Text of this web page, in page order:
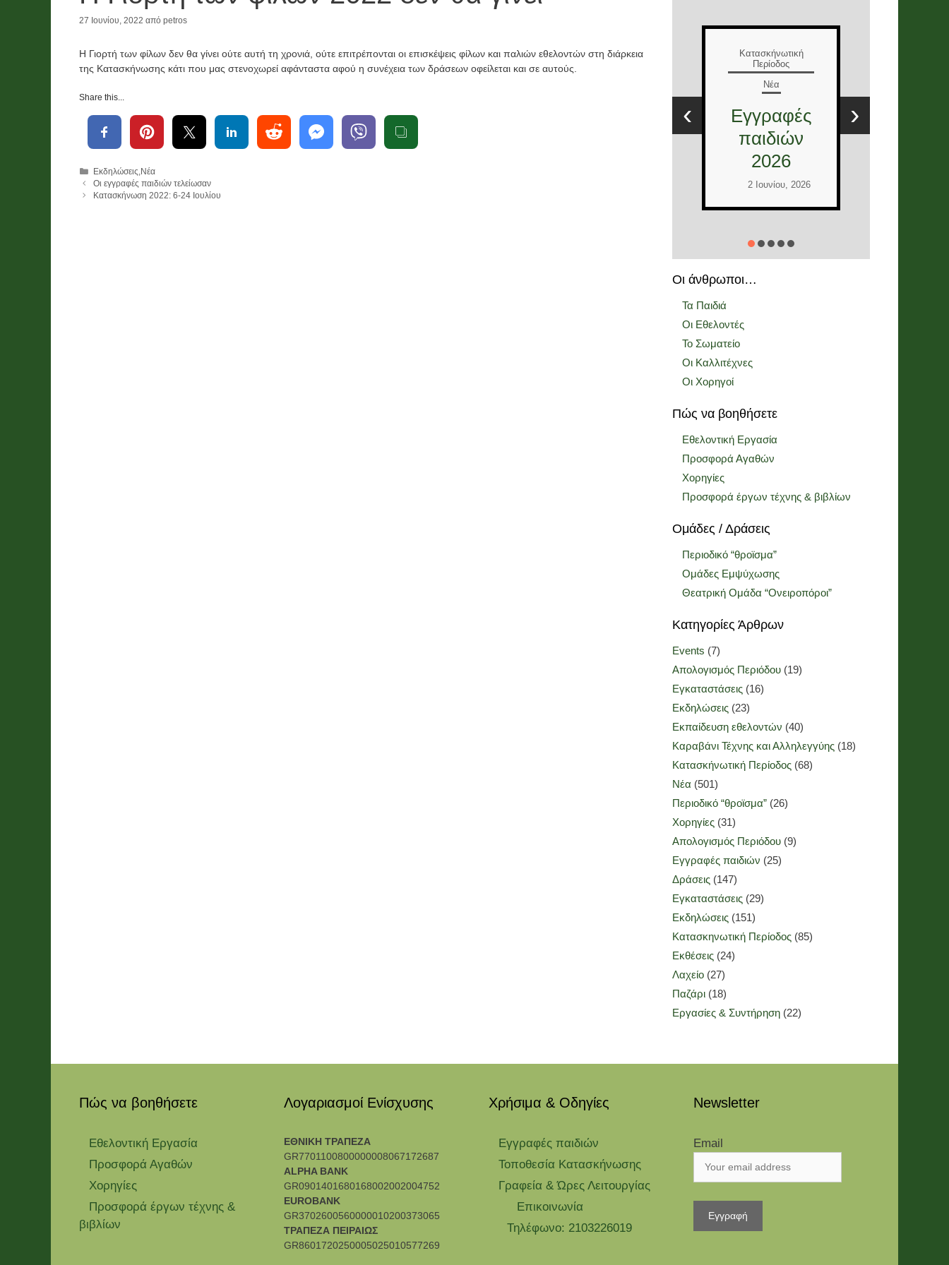
27 Ιουνίου, 2022 από petros
Η Γιορτή των φίλων δεν θα γίνει ούτε αυτή τη χρονιά, ούτε επιτρέπονται οι επισκέψεις φίλων και παλιών εθελοντών στη διάρκεια
της Κατασκήνωσης κάτι που μας στενοχωρεί αφάνταστα αφού η συνέχεια των δράσεων οφείλεται και σε αυτούς.
Share this...
Κατηγορίες
Εκδηλώσεις Νέα
Οι εγγραφές παιδιών τελείωσαν
Κατασκήνωση 2022: 6-24 Ιουλίου
Νέα Χορηγίες
Λαχείο και
χορηγίες
τροφίμων
και υλικών
2026
τα
βιωματικά
Κατασκήνωτική
Περίοδος
Κατασκήνωτική
Νέα
Έλληνες
και
Διεθνείς
εθελοντές
2026
2 Ιουνίου, 2026
‹ ›
Οι άνθρωποι…
Τα Παιδιά
Οι Εθελοντές
Το Σωματείο
Οι Καλλιτέχνες
Οι Χορηγοί
Πώς να βοηθήσετε
Εθελοντική Εργασία
Προσφορά Αγαθών
Χορηγίες
Προσφορά έργων τέχνης & βιβλίων
Ομάδες / Δράσεις
Περιοδικό “θροϊσμα”
Ομάδες Εμψύχωσης
Θεατρική Ομάδα “Ονειροπόροι”
Κατηγορίες Άρθρων
Events (7)
Απολογισμός Περιόδου (19)
Εγκαταστάσεις (16)
Εκδηλώσεις (23)
Εκπαίδευση εθελοντών (40)
Καραβάνι Τέχνης και Αλληλεγγύης (18)
Κατασκήνωτική Περίοδος (68)
Νέα (501)
Περιοδικό “θροϊσμα” (26)
Χορηγίες (31)
Απολογισμός Περιόδου (9)
Εγγραφές παιδιών (25)
Δράσεις (147)
Εγκαταστάσεις (29)
Εκδηλώσεις (151)
Κατασκηνωτική Περίοδος (85)
Εκθέσεις (24)
Λαχείο (27)
Παζάρι (18)
Εργασίες & Συντήρηση (22)
Πώς να βοηθήσετε
Εθελοντική Εργασία
Προσφορά Αγαθών
Χορηγίες
Προσφορά έργων τέχνης &
βιβλίων
Λογαριασμοί Ενίσχυσης
ΕΘΝΙΚΗ ΤΡΑΠΕΖΑ
GR7701100800000008067172687
ALPHA BANK
GR0901401680168002002004752
EUROBANK
GR3702600560000010200373065
ΤΡΑΠΕΖΑ ΠΕΙΡΑΙΩΣ
GR8601720250005025010577269
Χρήσιμα & Οδηγίες
Eγγραφές παιδιών
Τοποθεσία Κατασκήνωσης
Γραφεία & Ώρες Λειτουργίας
Επικοινωνία
Τηλέφωνο: 2103226019
Newsletter
Email